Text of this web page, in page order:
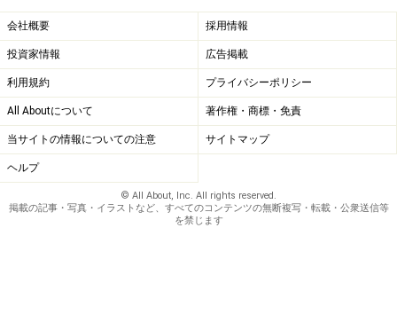
会社概要 採用情報
投資家情報 広告掲載
利用規約 プライバシーポリシー
All Aboutについて 著作権・商標・免責
当サイトの情報についての注意 サイトマップ
ヘルプ
© All About, Inc. All rights reserved.
掲載の記事・写真・イラストなど、すべてのコンテンツの無断複写・転載・公衆送信等
を禁じます